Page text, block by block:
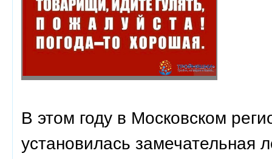
В этом году в Московском
установилась замечательная